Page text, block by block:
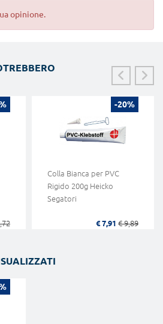
opinione.
-20%
Colla Bianca per PVC
Rigido 200g Heicko
Segatori
€ 7,91 € 9,89